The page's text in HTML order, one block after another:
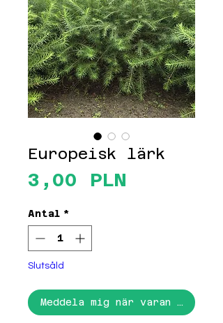
Europeisk lärk
3,00 PLN
Antal *
Slutsåld
Meddela mig när varan finns i